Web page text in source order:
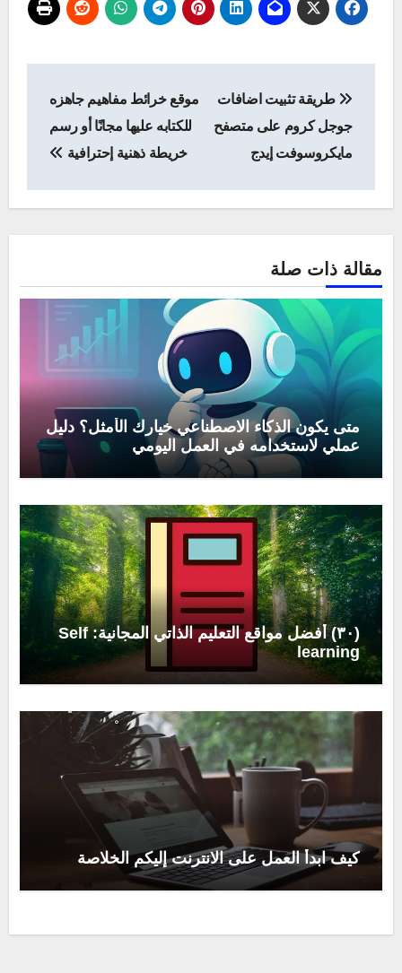
المقالات
طريقة تثبيت اضافات
جوجل كروم على متصفح
مايكروسوفت إيدج
موقع خرائط مفاهيم جاهزه
للكتابه عليها مجانًا أو رسم
خريطة ذهنية إحترافية
مقالة ذات صلة
متى يكون الذكاء الاصطناعي خيارك الأمثل؟ دليل
عملي لاستخدامه في العمل اليومي
(٣٠) أفضل مواقع التعليم الذاتي المجانية: Self
learning
كيف ابدأ العمل على الانترنت إليكم الخلاصة